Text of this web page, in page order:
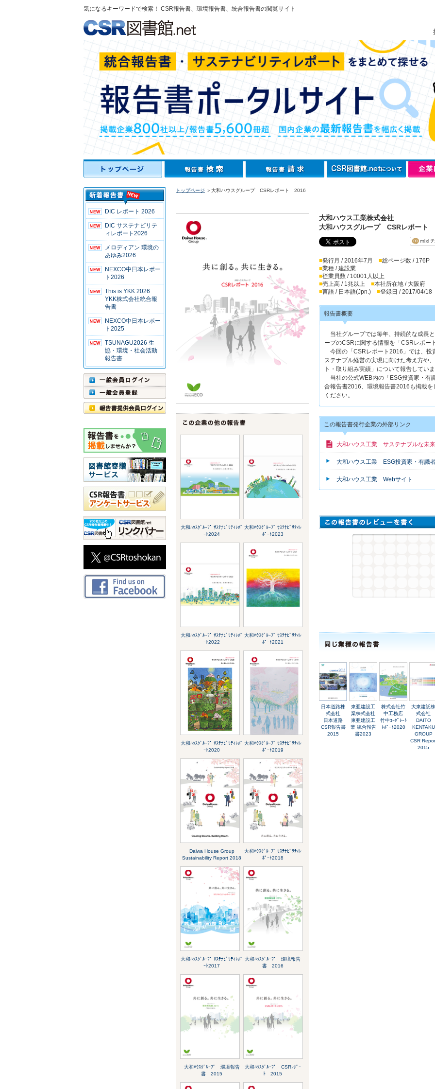
気になるキーワードで検索！ CSR報告書、環境報告書、統合報告書の閲覧サイト
DIC レポート 2026
DIC サステナビリテ
ィレポート2026
メロディアン 環境の
あゆみ2026
NEXCO中日本レポー
ト2026
This is YKK 2026
YKK株式会社統合報
告書
NEXCO中日本レポー
ト2025
TSUNAGU2026 生
協・環境・社会活動
報告書
トップページ ＞大和ハウスグループ CSRレポート 2016
大和ﾊｳｽｸﾞﾙｰﾌﾟ ｻｽﾃﾅﾋﾞﾘﾃｨﾚﾎﾟ
ｰﾄ2024
大和ﾊｳｽｸﾞﾙｰﾌﾟ ｻｽﾃﾅﾋﾞﾘﾃｨﾚ
ﾎﾟｰﾄ2023
大和ﾊｳｽｸﾞﾙｰﾌﾟ ｻｽﾃﾅﾋﾞﾘﾃｨﾚﾎﾟ
ｰﾄ2022
大和ﾊｳｽｸﾞﾙｰﾌﾟ ｻｽﾃﾅﾋﾞﾘﾃｨﾚ
ﾎﾟｰﾄ2021
大和ﾊｳｽｸﾞﾙｰﾌﾟ ｻｽﾃﾅﾋﾞﾘﾃｨﾚﾎﾟ
ｰﾄ2020
大和ﾊｳｽｸﾞﾙｰﾌﾟ ｻｽﾃﾅﾋﾞﾘﾃｨﾚ
ﾎﾟｰﾄ2019
Daiwa House Group
Sustainability Report 2018
大和ﾊｳｽｸﾞﾙｰﾌﾟ ｻｽﾃﾅﾋﾞﾘﾃｨﾚ
ﾎﾟｰﾄ2018
大和ﾊｳｽｸﾞﾙｰﾌﾟ ｻｽﾃﾅﾋﾞﾘﾃｨﾚﾎﾟ
ｰﾄ2017
大和ﾊｳｽｸﾞﾙｰﾌﾟ 環境報告
書 2016
大和ﾊｳｽｸﾞﾙｰﾌﾟ 環境報告
書 2015
大和ﾊｳｽｸﾞﾙｰﾌﾟ CSRﾚﾎﾟｰ
ﾄ 2015
大和ハウス工業株式会社
大和ハウスグループ CSRレポート
■発行月 / 2016年7月 ■総ページ数 / 176P
■業種 / 建設業
■従業員数 / 10001人以上
■売上高 / 1兆以上 ■本社所在地 / 大阪府
■言語 / 日本語(Jpn.) ■登録日 / 2017/04/18
報告書概要
当社グループでは毎年、持続的な成長
ープのCSRに関する情報を「CSRレポー
今回の「CSRレポート2016」では、投
ステナブル経営の実現に向けた考え方や
ト・取り組み実績」について報告してい
当社の公式WEB内の「ESG投資家・有
合報告書2016、環境報告書2016も掲載
ください。
この報告書発行企業の外部リンク
大和ハウス工業 サステナブルな未
大和ハウス工業 ESG投資家・有識
大和ハウス工業 Webサイト
日本道路株
式会社
日本道路
CSR報告書
2015
東亜建設工
業株式会社
東亜建設工
業 統合報告
書2023
株式会社竹
中工務店
竹中ｺｰﾎﾟﾚｰﾄ
ﾚﾎﾟｰﾄ2020
大東建託株
式会社
DAITO
KENTAKU
GROUP
CSR
2015